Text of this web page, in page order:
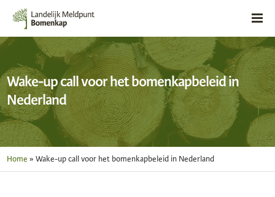
Wake-up call voor het bomenkapbeleid in
Nederland
Home »Wake-up call voor het bomenkapbeleid in Nederland